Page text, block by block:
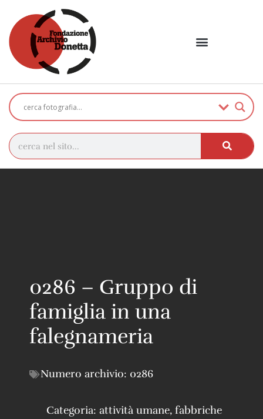
0286 – Gruppo di
famiglia in una
falegnameria
Numero archivio: 0286
Categoria: attività umane, fabbriche